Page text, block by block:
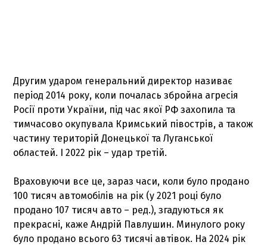
Другим ударом генеральний директор називає
період 2014 року, коли почалась збройна агресія
Росії проти України, під час якої РФ захопила та
тимчасово окупувала Кримський півострів, а також
частину територій Донецької та Луганської
областей. І 2022 рік – удар третій.
Враховуючи все це, зараз часи, коли було продано
100 тисяч автомобілів на рік (у 2021 році було
продано 107 тисяч авто – ред.), згадуються як
прекрасні, каже Андрій Павлушин. Минулого року
було продано всього 63 тисячі автівок. На 2024 рік